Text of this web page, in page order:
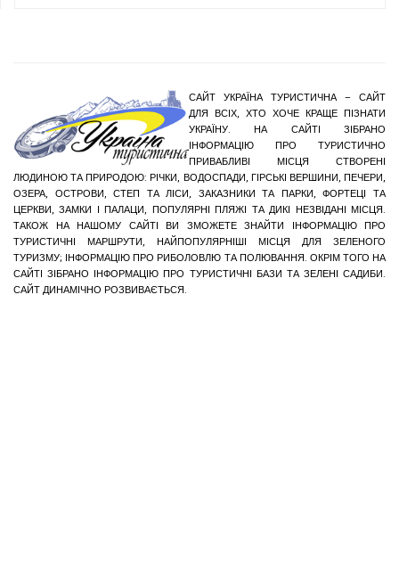
САЙТ УКРАЇНА ТУРИСТИЧНА – САЙТ
ДЛЯ ВСІХ, ХТО ХОЧЕ КРАЩЕ ПІЗНАТИ
УКРАЇНУ. НА САЙТІ ЗІБРАНО
ІНФОРМАЦІЮ ПРО ТУРИСТИЧНО
ПРИВАБЛИВІ МІСЦЯ СТВОРЕНІ
ЛЮДИНОЮ ТА ПРИРОДОЮ: РІЧКИ, ВОДОСПАДИ, ГІРСЬКІ ВЕРШИНИ, ПЕЧЕРИ,
ОЗЕРА, ОСТРОВИ, СТЕП ТА ЛІСИ, ЗАКАЗНИКИ ТА ПАРКИ, ФОРТЕЦІ ТА
ЦЕРКВИ, ЗАМКИ І ПАЛАЦИ, ПОПУЛЯРНІ ПЛЯЖІ ТА ДИКІ НЕЗВІДАНІ МІСЦЯ.
ТАКОЖ НА НАШОМУ САЙТІ ВИ ЗМОЖЕТЕ ЗНАЙТИ ІНФОРМАЦІЮ ПРО
ТУРИСТИЧНІ МАРШРУТИ, НАЙПОПУЛЯРНІШІ МІСЦЯ ДЛЯ ЗЕЛЕНОГО
ТУРИЗМУ; ІНФОРМАЦІЮ ПРО РИБОЛОВЛЮ ТА ПОЛЮВАННЯ. ОКРІМ ТОГО НА
САЙТІ ЗІБРАНО ІНФОРМАЦІЮ ПРО ТУРИСТИЧНІ БАЗИ ТА ЗЕЛЕНІ САДИБИ.
САЙТ ДИНАМІЧНО РОЗВИВАЄТЬСЯ.